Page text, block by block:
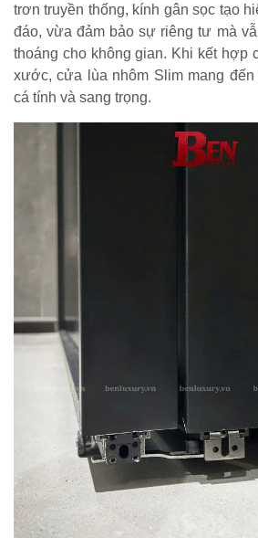
trơn truyền thống, kính gân sọc tạo
đáo, vừa đảm bảo sự riêng tư mà
thoáng cho không gian. Khi kết hợp
xước, cửa lùa nhôm Slim mang
cá tính và sang trọng.